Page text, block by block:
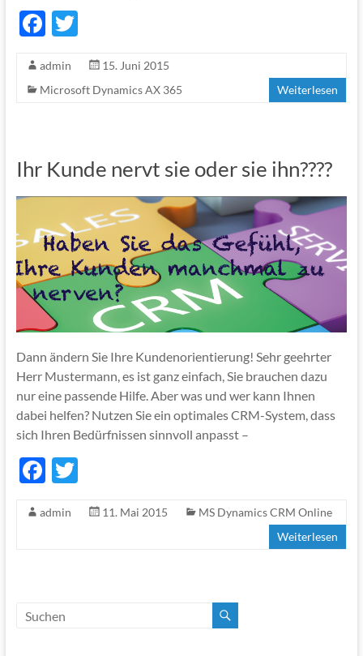
F
e
b
k
T
itt
er
admin
15. Juni 2015
Microsoft Dynamics AX 365
Weiterlesen
Ihr Kunde nervt sie oder sie ihn????
Dann ändern Sie Ihre Kundenorientierung! Sehr geehrter
Herr Mustermann, es ist ganz einfach, Sie brauchen dazu
nur eine passende Hilfe. Aber was und wer kann Ihnen
dabei helfen? Nutzen Sie ein optimales CRM-System, dass
sich Ihren Bedürfnissen sinnvoll anpasst –
F
e
k
T
itt
admin 11. Mai 2015
MS Dynamics CRM Online
Weiterlesen